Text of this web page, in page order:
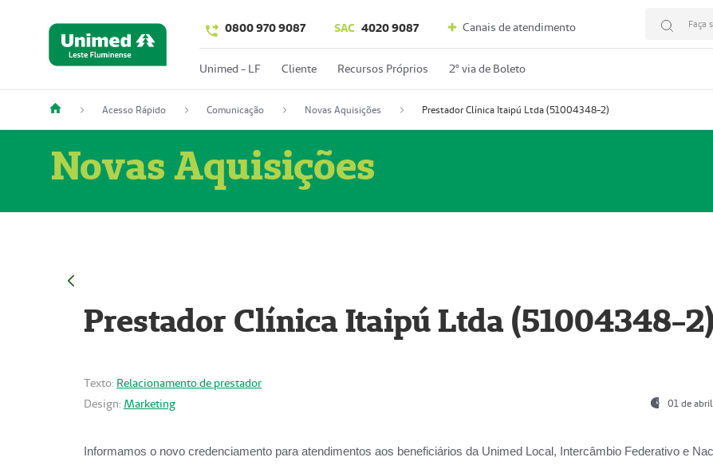
0800 970 9087 SAC 4020 9087 Canais de atendimento Faça
Unimed - LF Cliente Recursos Próprios 2º via de Boleto
Acesso Rápido Comunicação Novas Aquisições Prestador Clínica Itaipú Ltda (51004348-2)
Novas Aquisições
Prestador Clínica Itaipú Ltda (51004348-2)
Texto: Relacionamento de prestador
Design: Marketing 01 de
Informamos o novo credenciamento para atendimentos aos beneficiários da Unimed Local, Intercâmbio Federativo e